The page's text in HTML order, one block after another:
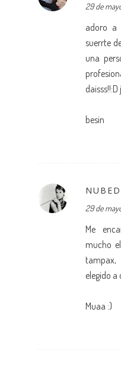
29 de
adoro a
suerrte
una
daisss!!:D
besin
29 de
Me
mucho
tampax,
elegido a
Muaa :)